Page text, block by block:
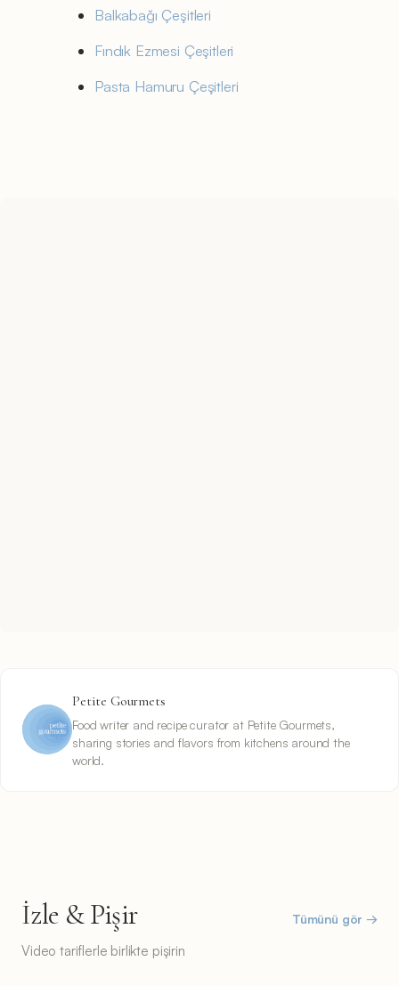
Balkabağı Çeşitleri
Fındık Ezmesi Çeşitleri
Pasta Hamuru Çeşitleri
Petite Gourmets
Food writer and recipe curator at Petite Gourmets,
sharing stories and flavors from kitchens around the
world.
İzle & Pişir
Video tariflerle birlikte pişirin
Tümünü gör →